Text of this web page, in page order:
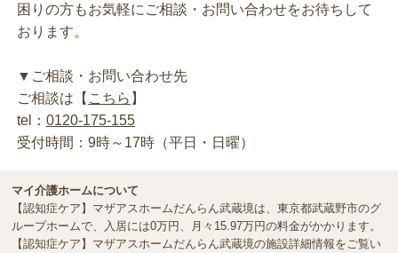
困りの方もお気軽にご相談・お問い合わせをお待ちして
おります。
▼ご相談・お問い合わせ先
ご相談は【 こちら 】
tel： 0120-175-155
受付時間：9時～17時（平日・日曜）
マイ介護ホームについて
【認知症ケア】マザアスホームだんらん武蔵境は、東京都武蔵野市のグ
ループホームで、入居には0万円、月々15.97万円の料金がかかります。
【認知症ケア】マザアスホームだんらん武蔵境の施設詳細情報をご覧い